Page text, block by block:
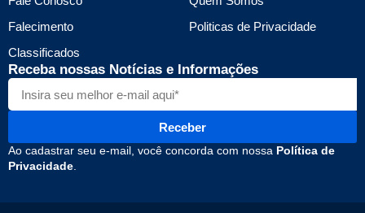
Falecimento
Classificados
Politicas de Privacidade
Receba nossas Notícias e Informações
Receber
Ao cadastrar seu e-mail, você concorda com nossa Política de
Privacidade.